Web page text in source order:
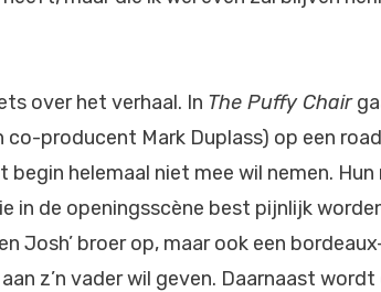
over het verhaal. In The Puffy Chair
co-producent Mark Duplass) op een
begin helemaal niet mee wil nemen.
in de openingsscène best pijnlijk
Josh’ broer op, maar ook een
z’n vader wil geven. Daarnaast